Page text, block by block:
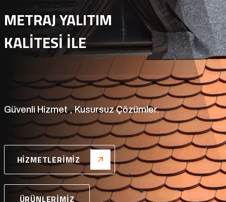
EPOKSİ ZEMİN KAPLAMA
HIZMETLERIMIZ
ÜRÜNLERIMIZ